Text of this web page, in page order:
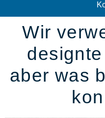
Wir
aber was